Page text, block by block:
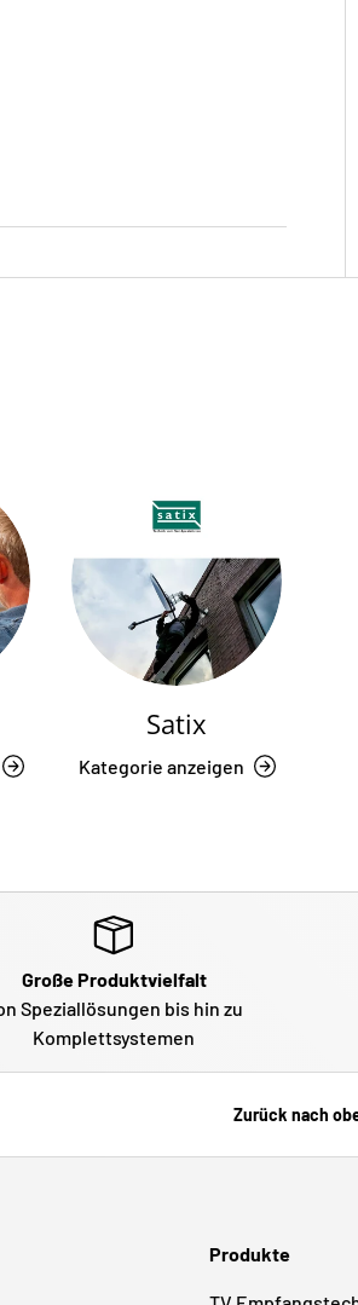
Satix
Kategorie anzeigen
Große Produktvielfalt
Speziallösungen bis hin zu
Komplettsystemen
Zurück nach
Produkte